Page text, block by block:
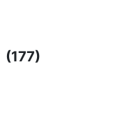
(177)